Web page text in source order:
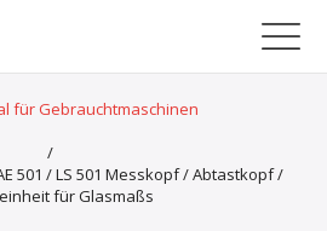
für Gebrauchtmaschinen
/
501 / LS 501 Messkopf / Abtastkopf /
für Glasmaßs